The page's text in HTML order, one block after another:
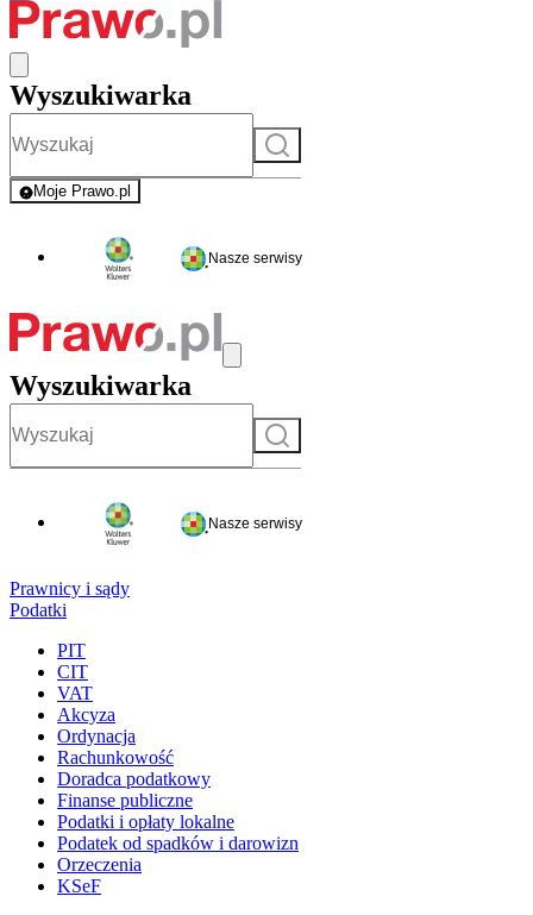
Wyszukiwarka
Szukaj
Moje Prawo.pl
- rejestracja i logowanie do serwisu
Nasze serwisy
Wyszukiwarka
Szukaj
Nasze serwisy
Prawnicy i sądy
Podatki
PIT
CIT
VAT
Akcyza
Ordynacja
Rachunkowość
Doradca podatkowy
Finanse publiczne
Podatki i opłaty lokalne
Podatek od spadków i darowizn
Orzeczenia
KSeF